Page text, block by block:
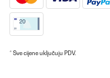
* Sve cijene uključuju PDV.